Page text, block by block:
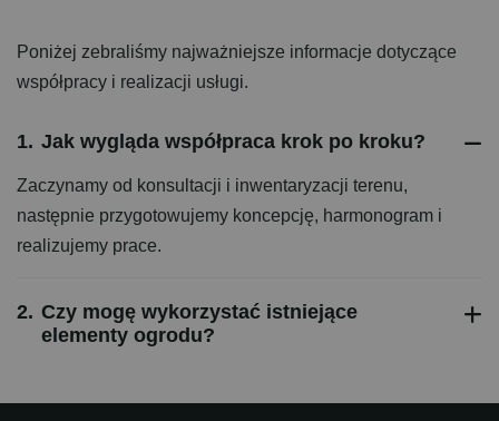
Poniżej zebraliśmy najważniejsze informacje dotyczące
współpracy i realizacji usługi.
1. Jak wygląda współpraca krok po kroku?
Zaczynamy od konsultacji i inwentaryzacji terenu,
następnie przygotowujemy koncepcję, harmonogram i
realizujemy prace.
2. Czy mogę wykorzystać istniejące
elementy ogrodu?